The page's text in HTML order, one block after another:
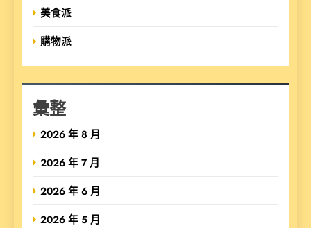
美食派
購物派
彙整
2026 年 8 月
2026 年 7 月
2026 年 6 月
2026 年 5 月